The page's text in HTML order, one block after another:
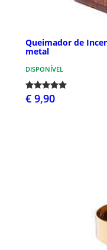
Queimador de
metal
DISPONÍVEL
€ 9,90